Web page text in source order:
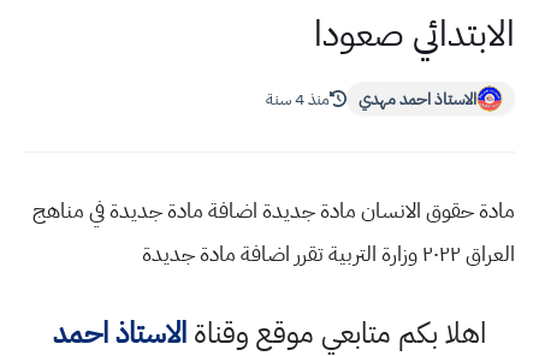
الابتدائي صعودا
الاستاذ احمد مهدي منذ 4 سنة
مادة حقوق الانسان مادة جديدة اضافة مادة جديدة في مناهج
العراق ٢٠٢٢ وزارة التربية تقرر اضافة مادة جديدة
اهلا بكم متابعي موقع وقناةالاستاذ احمد